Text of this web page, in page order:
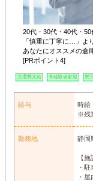
20代・30代・40代・50
「慎重に丁寧に…」よ
あなたにオススメの倉
[PRポイント4]
交通費支給 未経験者歓迎 寮
給与
時給
※残
勤務地 静岡
【
・
・